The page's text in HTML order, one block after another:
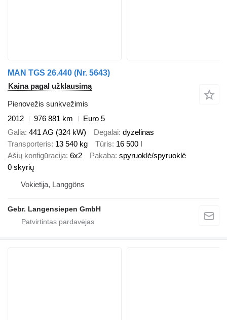
MAN TGS 26.440 (Nr. 5643)
Kaina pagal užklausimą
Pienovežis sunkvežimis
2012
976 881 km
Euro 5
Galia 441 AG (324 kW) Degalai dyzelinas
Transporteris 13 540 kg Tūris 16 500 l
Ašių konfigūracija 6x2 Pakaba spyruoklė/spyruoklė
0 skyrių
Vokietija, Langgöns
Gebr. Langensiepen GmbH